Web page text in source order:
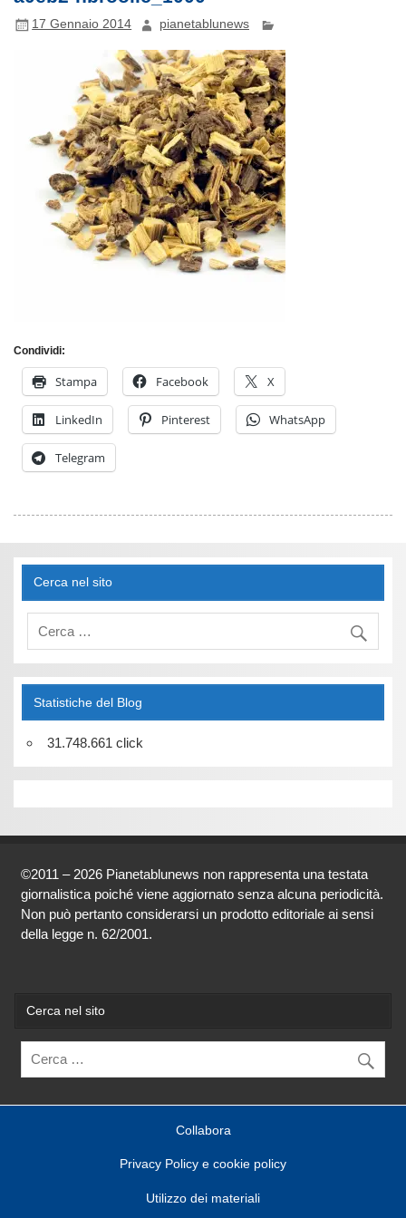
17 Gennaio 2014 pianetablunews
Condividi:
Stampa Facebook X
LinkedIn Pinterest WhatsApp
Telegram
Cerca nel sito
Statistiche del Blog
31.748.661 click
©2011 – 2026 Pianetablunews non rappresenta una testata
giornalistica poiché viene aggiornato senza alcuna periodicità.
Non può pertanto considerarsi un prodotto editoriale ai sensi
della legge n. 62/2001.
Cerca nel sito
Collabora
Privacy Policy e cookie policy
Utilizzo dei materiali